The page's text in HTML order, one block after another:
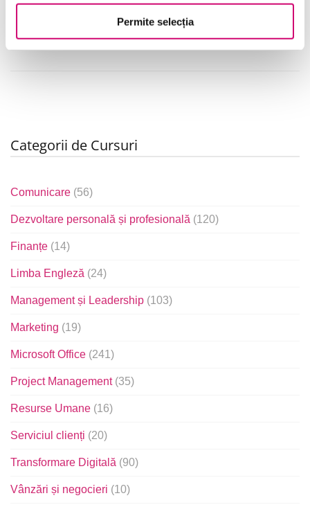
Permite selecția
Categorii de Cursuri
Comunicare (56)
Dezvoltare personală și profesională (120)
Finanțe (14)
Limba Engleză (24)
Management și Leadership (103)
Marketing (19)
Microsoft Office (241)
Project Management (35)
Resurse Umane (16)
Serviciul clienți (20)
Transformare Digitală (90)
Vânzări și negocieri (10)